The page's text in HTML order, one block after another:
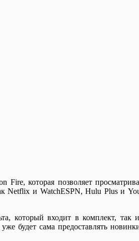
которая позволяет
Netflix и WatchESPN, Hulu Plus и
который входит в комплект,
будет сама предоставлять